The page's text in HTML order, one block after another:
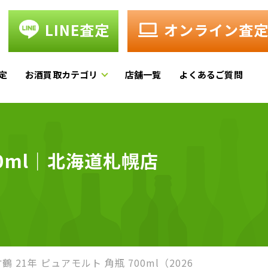
LINE査定 オンライン査定
お酒買取カテゴリ 店舗一覧 よくあるご質問
｜北海道札幌店
21年 ピュアモルト 角瓶 700ml（2026